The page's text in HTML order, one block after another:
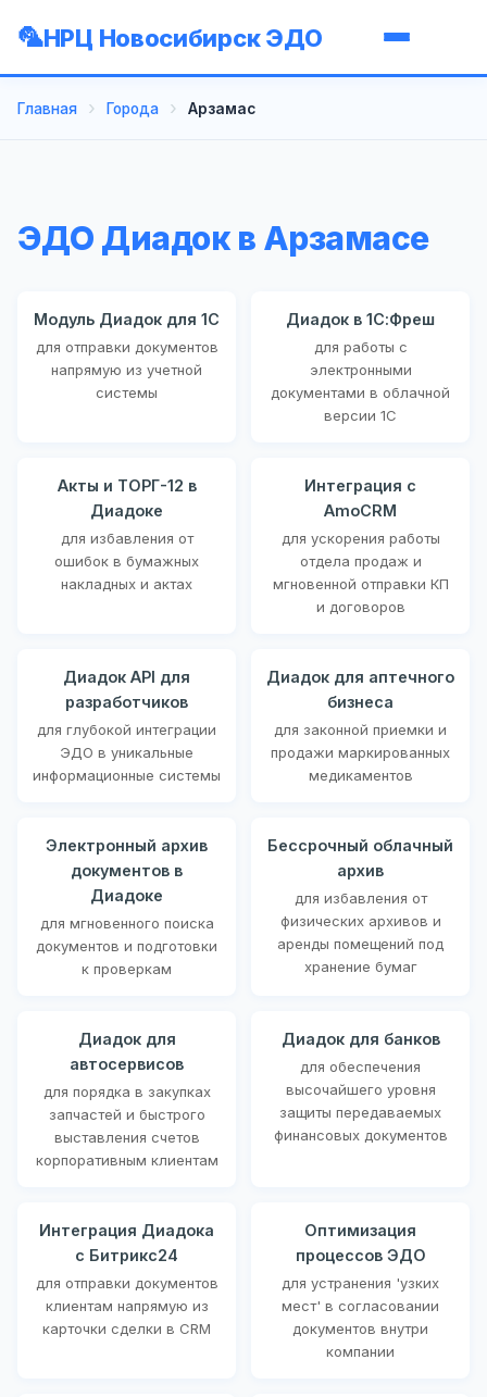
НРЦ Новосибирск ЭДО
Главная Города Арзамас
ЭДО Диадок в Арзамасе
Модуль Диадок для 1С
для отправки документов
напрямую из учетной
системы
Диадок в 1С:Фреш
для работы с
электронными
документами в облачной
версии 1С
Акты и ТОРГ-12 в
Диадоке
для избавления от
ошибок в бумажных
накладных и актах
Интеграция с
AmoCRM
для ускорения работы
отдела продаж и
мгновенной отправки КП
и договоров
Диадок API для
разработчиков
для глубокой интеграции
ЭДО в уникальные
информационные системы
Диадок для аптечного
бизнеса
для законной приемки и
продажи маркированных
медикаментов
Электронный архив
документов в
Диадоке
для мгновенного поиска
документов и подготовки
к проверкам
Бессрочный облачный
архив
для избавления от
физических архивов и
аренды помещений под
хранение бумаг
Диадок для
автосервисов
для порядка в закупках
запчастей и быстрого
выставления счетов
корпоративным клиентам
Диадок для банков
для обеспечения
высочайшего уровня
защиты передаваемых
финансовых документов
Интеграция Диадока
с Битрикс24
для отправки документов
клиентам напрямую из
карточки сделки в CRM
Оптимизация
процессов ЭДО
для устранения 'узких
мест' в согласовании
документов внутри
компании